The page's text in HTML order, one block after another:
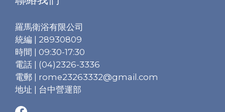
羅馬衛浴有限公司
統編 | 28930809
時間 | 09:30-17:30
電話 | (04)2326-3336
電郵 | rome23263332@gmail.com
地址 | 台中營運部